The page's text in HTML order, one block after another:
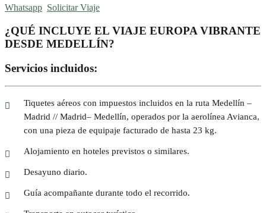
Whatsapp Solicitar Viaje
¿QUÉ INCLUYE EL VIAJE EUROPA VIBRANTE
DESDE MEDELLÍN?
Servicios incluidos:
Tiquetes aéreos con impuestos incluidos en la ruta Medellín –
Madrid // Madrid– Medellín, operados por la aerolínea Avianca,
con una pieza de equipaje facturado de hasta 23 kg.
Alojamiento en hoteles previstos o similares.
Desayuno diario.
Guía acompañante durante todo el recorrido.